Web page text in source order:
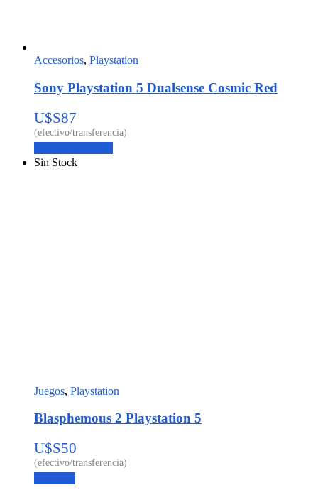
Accesorios, Playstation
Sony Playstation 5 Dualsense Cosmic Red
U$S87
Sin Stock
Juegos, Playstation
Blasphemous 2 Playstation 5
U$S50